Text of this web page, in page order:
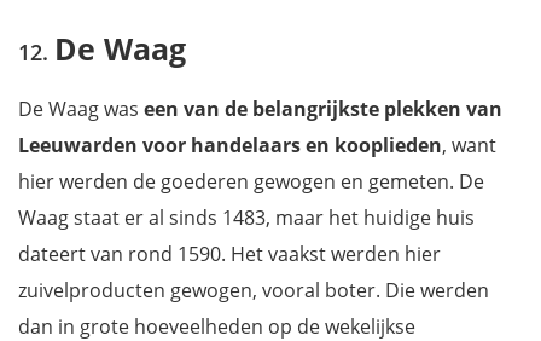
De Waag
De Waag was een van de belangrijkste plekken van
Leeuwarden voor handelaars en kooplieden, want
hier werden de goederen gewogen en gemeten. De
Waag staat er al sinds 1483, maar het huidige huis
dateert van rond 1590. Het vaakst werden hier
zuivelproducten gewogen, vooral boter. Die werden
dan in grote hoeveelheden op de wekelijkse